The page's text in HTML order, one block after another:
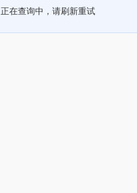
正在查询中，请刷新重试